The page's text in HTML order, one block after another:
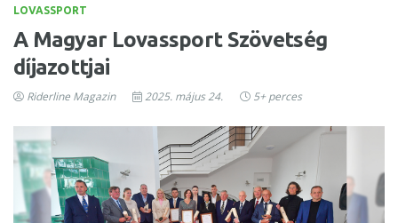
LOVASSPORT
A Magyar Lovassport Szövetség
díjazottjai
Riderline Magazin 2025. május 24. 5+ perces